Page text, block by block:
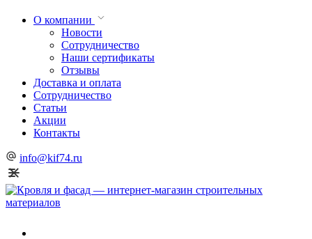
О компании
Новости
Сотрудничество
Наши сертификаты
Отзывы
Доставка и оплата
Сотрудничество
Статьи
Акции
Контакты
info@kif74.ru